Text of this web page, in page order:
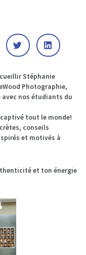
Stéphanie
Photographie,
nos étudiants du
tout le monde!
conseils
et motivés à
et ton énergie